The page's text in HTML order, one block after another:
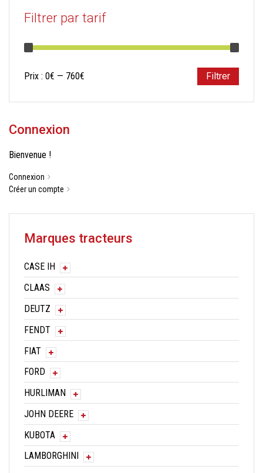
Filtrer par tarif
Prix
Prix
Filtrer
Prix : 0€ — 760€
Connexion
Bienvenue !
Connexion
Créer un compte
Marques tracteurs
CASE IH
CLAAS
DEUTZ
FENDT
FIAT
FORD
HURLIMAN
JOHN DEERE
KUBOTA
LAMBORGHINI